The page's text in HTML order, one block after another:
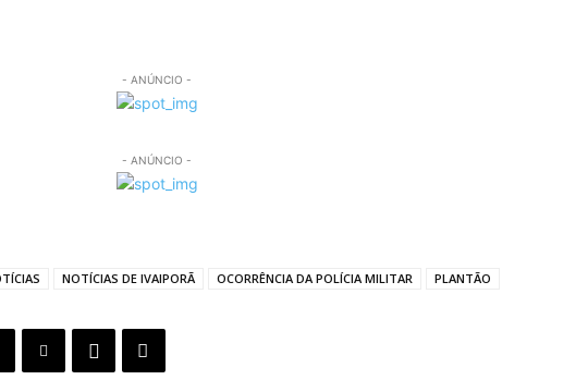
- ANÚNCIO -
- ANÚNCIO -
NOTÍCIAS DE IVAIPORÃ OCORRÊNCIA DA POLÍCIA MILITAR
PLANTÃO